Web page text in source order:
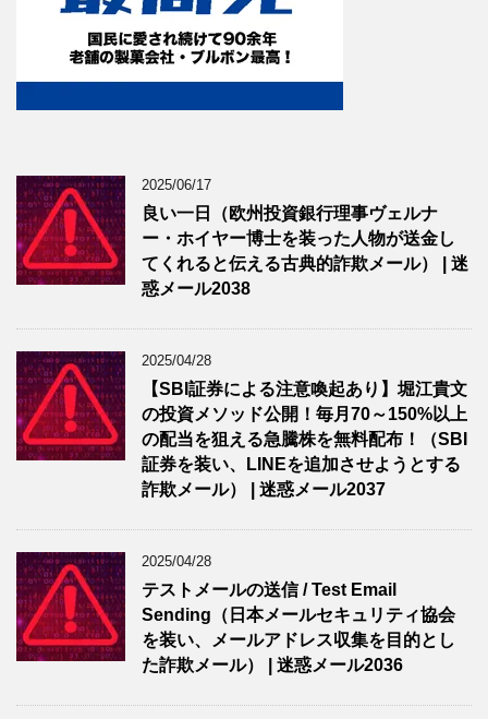
2025/06/17
良い一日（欧州投資銀行理事ヴェルナ
ー・ホイヤー博士を装った人物が送金し
てくれると伝える古典的詐欺メール） | 迷
惑メール2038
2025/04/28
【SBI証券による注意喚起あり】堀江貴文
の投資メソッド公開！毎月70～150%以上
の配当を狙える急騰株を無料配布！（SBI
証券を装い、LINEを追加させようとする
詐欺メール） | 迷惑メール2037
2025/04/28
テストメールの送信 / Test Email
Sending（日本メールセキュリティ協会
を装い、メールアドレス収集を目的とし
た詐欺メール） | 迷惑メール2036